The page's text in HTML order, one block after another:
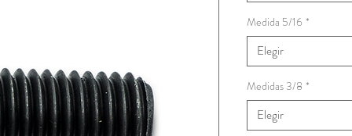
Medida 5/16 *
Elegir
Medidas 3/8 *
Elegir